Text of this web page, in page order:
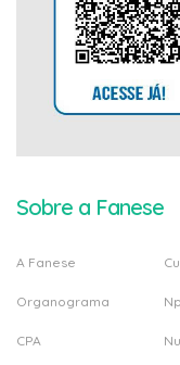
Sobre a Fanese
A Fanese
Organograma
CPA